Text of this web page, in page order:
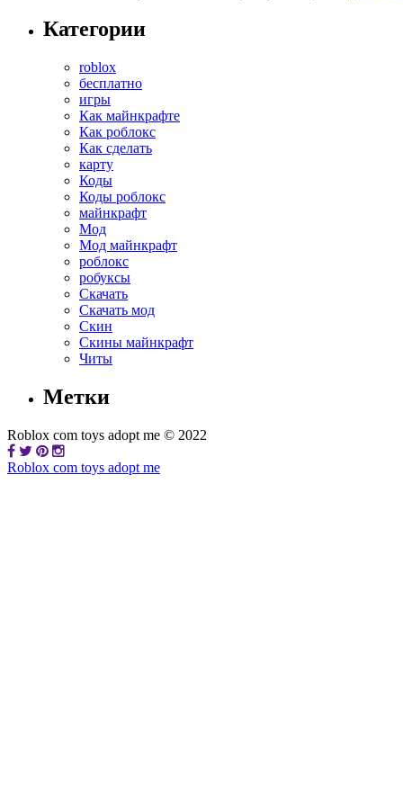
Категории
roblox
бесплатно
игры
Как майнкрафте
Как роблокс
Как сделать
карту
Коды
Коды роблокс
майнкрафт
Мод
Мод майнкрафт
роблокс
робуксы
Скачать
Скачать мод
Скин
Скины майнкрафт
Читы
Метки
Roblox com toys adopt me © 2022
Roblox com toys adopt me